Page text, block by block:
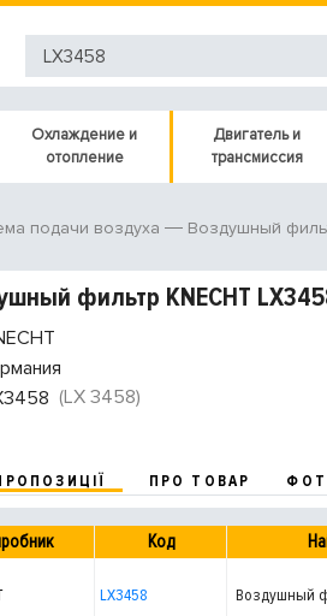
Охлаждение и
отопление
Двигатель и
трансмиссия
подачи воздуха Воздушный
фильтр KNECHT
(LX 3458)
ПРО ТОВАР
Код
LX3458 Воздушный